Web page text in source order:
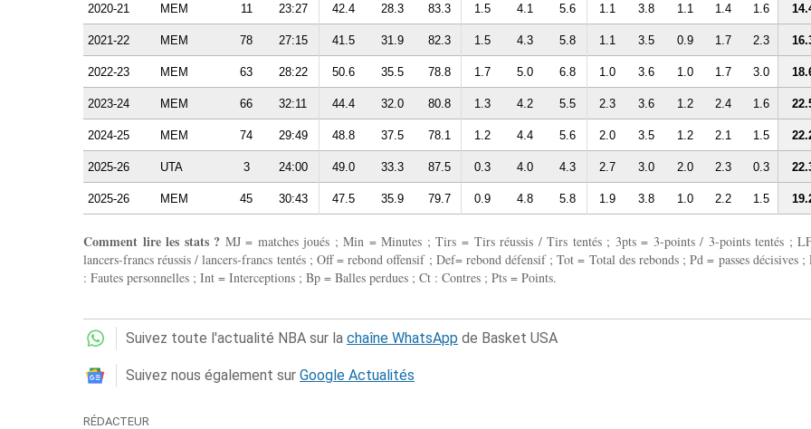
2020-21 MEM 11 23:27 42.4 28.3 83.3 1.5 4.1 5.6 1.1 3.8 1.1 1.4 1.6
2021-22 MEM 78 27:15 41.5 31.9 82.3 1.5 4.3 5.8 1.1 3.5 0.9 1.7 2.3
2022-23 MEM 63 28:22 50.6 35.5 78.8 1.7 5.0 6.8 1.0 3.6 1.0 1.7 3.0
2023-24 MEM 66 32:11 44.4 32.0 80.8 1.3 4.2 5.5 2.3 3.6 1.2 2.4 1.6
2024-25 MEM 74 29:49 48.8 37.5 78.1 1.2 4.4 5.6 2.0 3.5 1.2 2.1 1.5
2025-26 UTA 3 24:00 49.0 33.3 87.5 0.3 4.0 4.3 2.7 3.0 2.0 2.3 0.3
2025-26 MEM 45 30:43 47.5 35.9 79.7 0.9 4.8 5.8 1.9 3.8 1.0 2.2 1.5
Comment lire les stats ? MJ = matches joués ; Min = Minutes ; Tirs = Tirs réussis / Tirs tentés ; 3pts = 3-points / 3-points tentés ;
lancers-francs réussis / lancers-francs tentés ; Off = rebond offensif ; Def= rebond défensif ; Tot = Total des rebonds ; Pd = passes décisives ;
: Fautes personnelles ; Int = Interceptions ; Bp = Balles perdues ; Ct : Contres ; Pts = Points.
Suivez toute l'actualité NBA sur la chaîne WhatsApp de Basket USA
Suivez nous également sur Google Actualités
RÉDACTEUR